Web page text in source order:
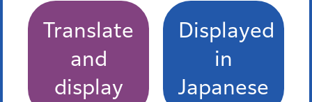
Translate
and
display
Displayed
in
Japanese
港区障害者就労支援事業